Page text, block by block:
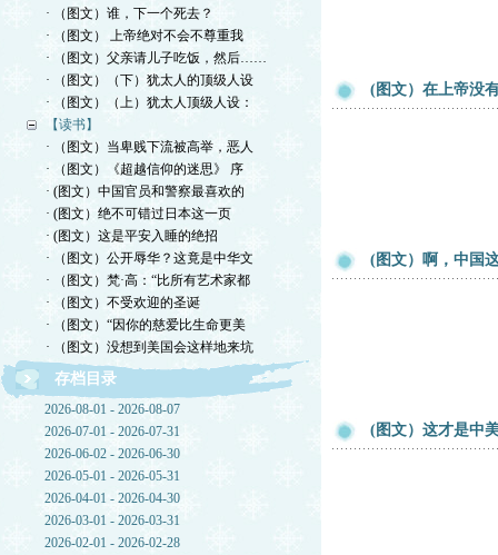
· （图文）谁，下一个死去？
· （图文） 上帝绝对不会不尊重我
· （图文）父亲请儿子吃饭，然后……
· （图文）（下）犹太人的顶级人设
· （图文）（上）犹太人顶级人设：
【读书】
· （图文）当卑贱下流被高举，恶人
· （图文）《超越信仰的迷思》 序
· (图文）中国官员和警察最喜欢的
· (图文）绝不可错过日本这一页
· (图文）这是平安入睡的绝招
· （图文）公开辱华？这竟是中华文
· （图文）梵·高：“比所有艺术家都
· （图文）不受欢迎的圣诞
· （图文）“因你的慈爱比生命更美
· （图文）没想到美国会这样地来坑
存档目录
2026-08-01 - 2026-08-07
2026-07-01 - 2026-07-31
2026-06-02 - 2026-06-30
2026-05-01 - 2026-05-31
2026-04-01 - 2026-04-30
2026-03-01 - 2026-03-31
2026-02-01 - 2026-02-28
(图文）在上帝没
(图文）啊，中国
(图文）这才是中